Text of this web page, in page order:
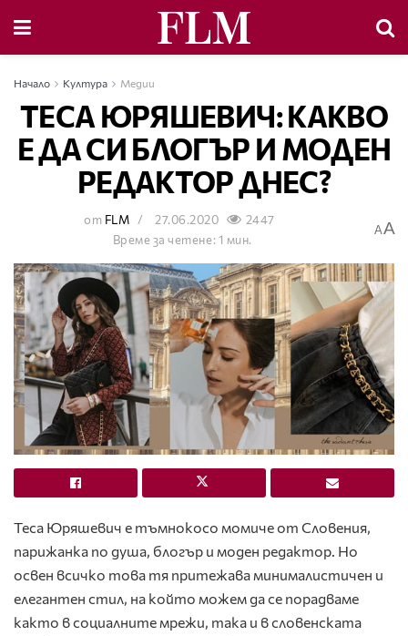
Начало Култура Медии
ТЕСА ЮРЯШЕВИЧ: КАКВО
Е ДА СИ БЛОГЪР И МОДЕН
РЕДАКТОР ДНЕС?
от FLM 27.06.2020
2447
Време за четене: 1 мин.
AA
Теса Юряшевич е тъмнокосо момиче от Словения,
парижанка по душа, блогър и моден редактор. Но
освен всичко това тя притежава минималистичен и
елегантен стил, на който можем да се порадваме
както в социалните мрежи, така и в словенската